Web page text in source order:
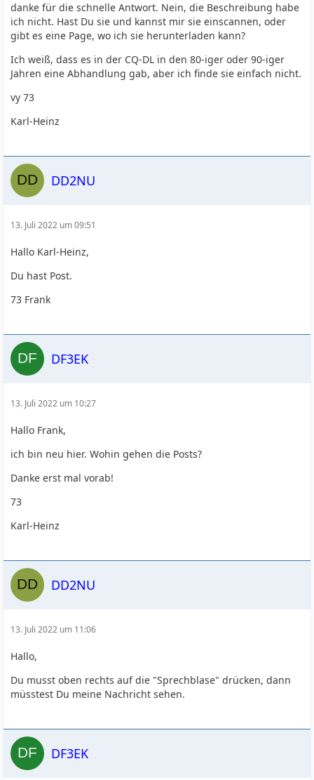
danke für die schnelle Antwort. Nein, die Beschreibung habe
ich nicht. Hast Du sie und kannst mir sie einscannen, oder
gibt es eine Page, wo ich sie herunterladen kann?
Ich weiß, dass es in der CQ-DL in den 80-iger oder 90-iger
Jahren eine Abhandlung gab, aber ich finde sie einfach nicht.
vy 73
Karl-Heinz
DD2NU
13. Juli 2022 um 09:51
Hallo Karl-Heinz,
Du hast Post.
73 Frank
DF3EK
13. Juli 2022 um 10:27
Hallo Frank,
ich bin neu hier. Wohin gehen die Posts?
Danke erst mal vorab!
73
Karl-Heinz
DD2NU
13. Juli 2022 um 11:06
Hallo,
Du musst oben rechts auf die "Sprechblase" drücken, dann
müsstest Du meine Nachricht sehen.
DF3EK